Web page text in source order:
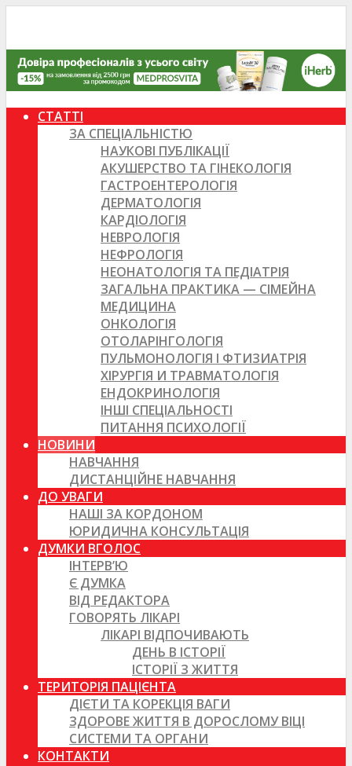
СТАТТІ
ЗА СПЕЦІАЛЬНІСТЮ
НАУКОВІ ПУБЛІКАЦІЇ
АКУШЕРСТВО ТА ГІНЕКОЛОГІЯ
ГАСТРОЕНТЕРОЛОГІЯ
ДЕРМАТОЛОГІЯ
КАРДІОЛОГІЯ
НЕВРОЛОГІЯ
НЕФРОЛОГІЯ
НЕОНАТОЛОГІЯ ТА ПЕДІАТРІЯ
ЗАГАЛЬНА ПРАКТИКА — СІМЕЙНА
МЕДИЦИНА
ОНКОЛОГІЯ
ОТОЛАРІНГОЛОГІЯ
ПУЛЬМОНОЛОГІЯ І ФТИЗИАТРІЯ
ХІРУРГІЯ И ТРАВМАТОЛОГІЯ
ЕНДОКРИНОЛОГІЯ
ІНШІ СПЕЦІАЛЬНОСТІ
ПИТАННЯ ПСИХОЛОГІЇ
НОВИНИ
НАВЧАННЯ
ДИСТАНЦІЙНЕ НАВЧАННЯ
ДО УВАГИ
НАШІ ЗА КОРДОНОМ
ЮРИДИЧНА КОНСУЛЬТАЦІЯ
ДУМКИ ВГОЛОС
ІНТЕРВ’Ю
Є ДУМКА
ВІД РЕДАКТОРА
ГОВОРЯТЬ ЛІКАРІ
ЛІКАРІ ВІДПОЧИВАЮТЬ
ДЕНЬ В ІСТОРІЇ
ІСТОРІЇ З ЖИТТЯ
ТЕРИТОРІЯ ПАЦІЄНТА
ДІЄТИ ТА КОРЕКЦІЯ ВАГИ
ЗДОРОВЕ ЖИТТЯ В ДОРОСЛОМУ ВІЦІ
СИСТЕМИ ТА ОРГАНИ
КОНТАКТИ